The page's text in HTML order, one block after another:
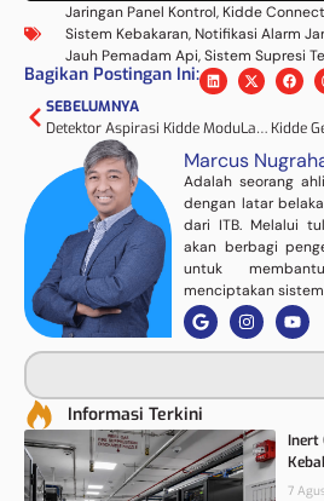
Jaringan Panel Kontrol, Kidde
Sistem Kebakaran, Notifikasi Alarm
Jauh Pemadam Api,Sistem Supresi
Bagikan Postingan Ini:
SEBELUMNYA
Detektor Aspirasi Kidde ModuLaser: Peringatan Paling Dini
Marcus
Adalah seorang
dengan latar
dari ITB. Melalui
akan berbagi
untuk
menciptakan
Informasi Terkini
Inert
7